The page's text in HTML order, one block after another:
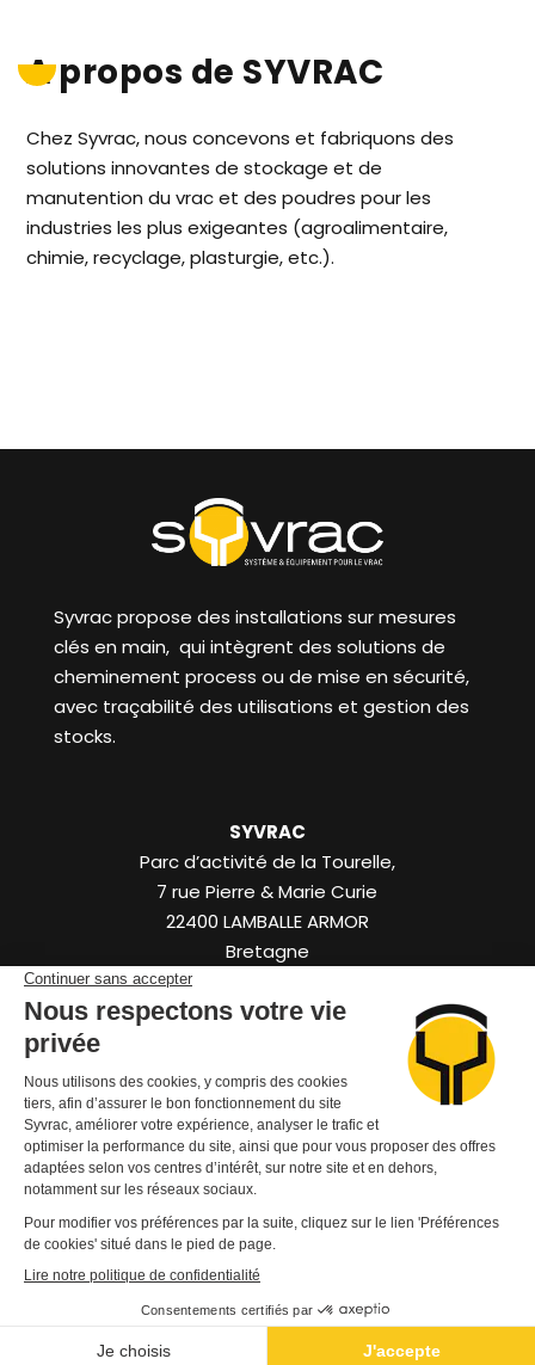
A propos de SYVRAC
Chez Syvrac, nous concevons et fabriquons des
solutions innovantes de stockage et de
manutention du vrac et des poudres pour les
industries les plus exigeantes (agroalimentaire,
chimie, recyclage, plasturgie, etc.).
Syvrac propose des installations sur mesures
clés en main, qui intègrent des solutions de
cheminement process ou de mise en sécurité,
avec traçabilité des utilisations et gestion des
stocks.
SYVRAC
Parc d’activité de la Tourelle,
7 rue Pierre & Marie Curie
22400 LAMBALLE ARMOR
Bretagne
+33 (0)2 96 50 50 88
Contactez-nous
© 2025 SYVRAC All Rights Reserved.
Politique de confidentialité
Mentions légales